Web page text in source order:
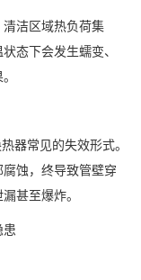
洁区域热负荷集
态下会发生蠕变、
器常见的失效形式。
蚀，终导致管壁穿
甚至爆炸。
患